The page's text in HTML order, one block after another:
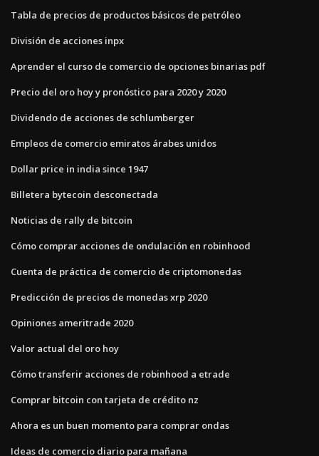
Tabla de precios de productos básicos de petróleo
División de acciones inpx
Aprender el curso de comercio de opciones binarias pdf
Precio del oro hoy y pronóstico para 2020 y 2020
Dividendo de acciones de schlumberger
Empleos de comercio emiratos árabes unidos
Dollar price in india since 1947
Billetera bytecoin desconectada
Noticias de rally de bitcoin
Cómo comprar acciones de ondulación en robinhood
Cuenta de práctica de comercio de criptomonedas
Predicción de precios de monedas xrp 2020
Opiniones ameritrade 2020
Valor actual del oro hoy
Cómo transferir acciones de robinhood a etrade
Comprar bitcoin con tarjeta de crédito nz
Ahora es un buen momento para comprar ondas
Ideas de comercio diario para mañana